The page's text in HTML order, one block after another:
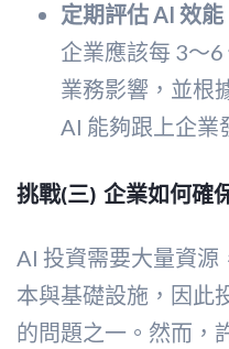
定期評估 AI 效
企業應該每 3～
業務影響，並根
AI 能夠跟上企業
挑戰(三) 企業如何確
AI 投資需要大量資源
本與基礎設施，因此
的問題之一。然而，